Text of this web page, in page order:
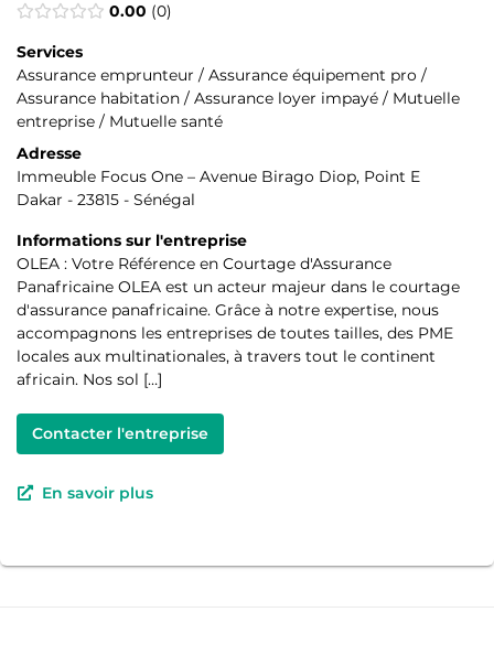
0.00 0
Services
Assurance emprunteur / Assurance équipement pro /
Assurance habitation / Assurance loyer impayé / Mutuelle
entreprise / Mutuelle santé
Adresse
Immeuble Focus One – Avenue Birago Diop, Point E
Dakar - 23815 - Sénégal
Informations sur l'entreprise
OLEA : Votre Référence en Courtage d'Assurance
Panafricaine OLEA est un acteur majeur dans le courtage
d'assurance panafricaine. Grâce à notre expertise, nous
accompagnons les entreprises de toutes tailles, des PME
locales aux multinationales, à travers tout le continent
africain. Nos sol […]
Contacter l'entreprise
En savoir plus